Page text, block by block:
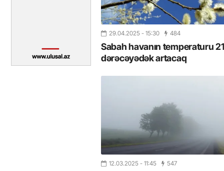
29.04.2025 - 15:30 484
Sabah havanın temperaturu 21
dərəcəyədək artacaq
12.03.2025 - 11:45 547